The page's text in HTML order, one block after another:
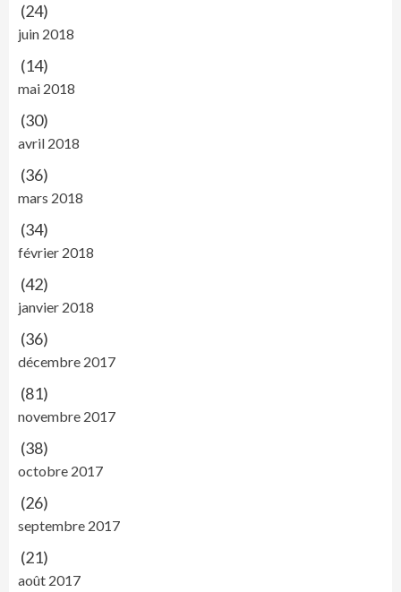
(24)
juin 2018
(14)
mai 2018
(30)
avril 2018
(36)
mars 2018
(34)
février 2018
(42)
janvier 2018
(36)
décembre 2017
(81)
novembre 2017
(38)
octobre 2017
(26)
septembre 2017
(21)
août 2017